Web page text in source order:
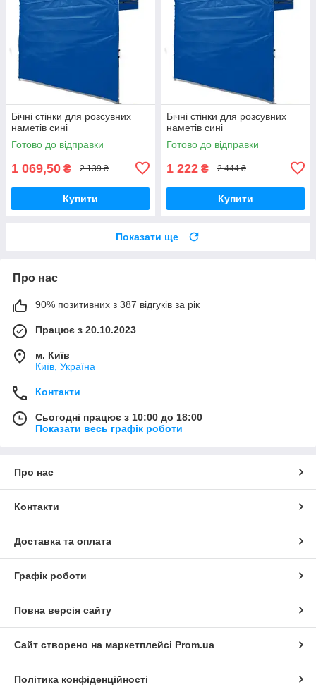
Бічні стінки для розсувних
наметів сині
Готово до відправки
1 069,50 ₴ 2 139 ₴
Купити
Бічні стінки для розсувних
наметів сині
Готово до відправки
1 222 ₴ 2 444 ₴
Купити
Показати ще
Про нас
90% позитивних з 387 відгуків за рік
Працює з 20.10.2023
м. Київ
Київ, Україна
Контакти
Сьогодні працює з 10:00 до 18:00
Показати весь графік роботи
Про нас
Контакти
Доставка та оплата
Графік роботи
Повна версія сайту
Сайт створено на маркетплейсі Prom.ua
Політика конфіденційності